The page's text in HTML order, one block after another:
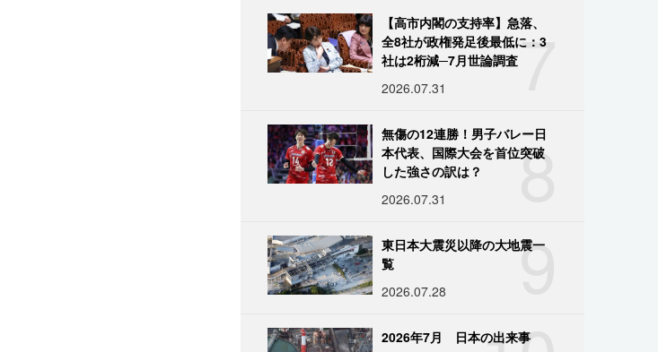
7
【高市内閣の支持率】急落、
全8社が政権発足後最低に：3
社は2桁減─7月世論調査
2026.07.31
8
無傷の12連勝！男子バレー日
本代表、国際大会を首位突破
した強さの訳は？
2026.07.31
9
東日本大震災以降の大地震一
覧
2026.07.28
2026年7月 日本の出来事